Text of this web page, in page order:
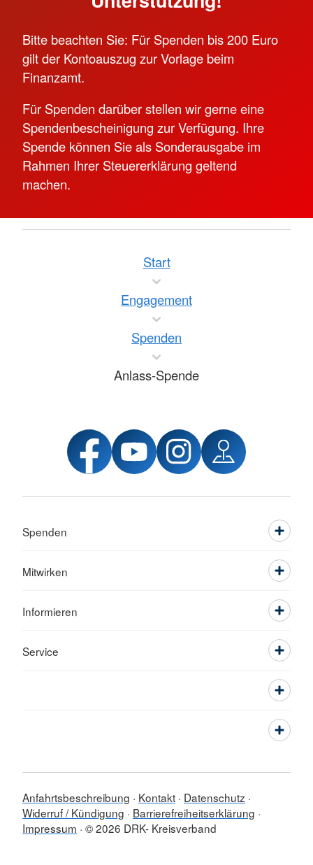
Bitte beachten Sie: Für Spenden bis 200 Euro
gilt der Kontoauszug zur Vorlage beim
Finanzamt.
Für Spenden darüber stellen wir gerne eine
Spendenbescheinigung zur Verfügung. Ihre
Spende können Sie als Sonderausgabe im
Rahmen Ihrer Steuererklärung geltend
machen.
Start
Engagement
Spenden
Anlass-Spende
Spenden
Mitwirken
Informieren
Service
Anfahrtsbeschreibung Kontakt Datenschutz
Widerruf / Kündigung
Barrierefreiheitserklärung
Impressum © 2026 DRK- Kreisverband